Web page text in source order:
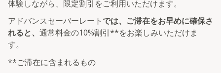
体験しながら、限定割引をご利用いただけます。
アドバンスセーバーレートでは、ご滞在をお早めに確保さ
れると、 通常料金の10%割引**をお楽しみいただけま
す。
**ご滞在に含まれるもの